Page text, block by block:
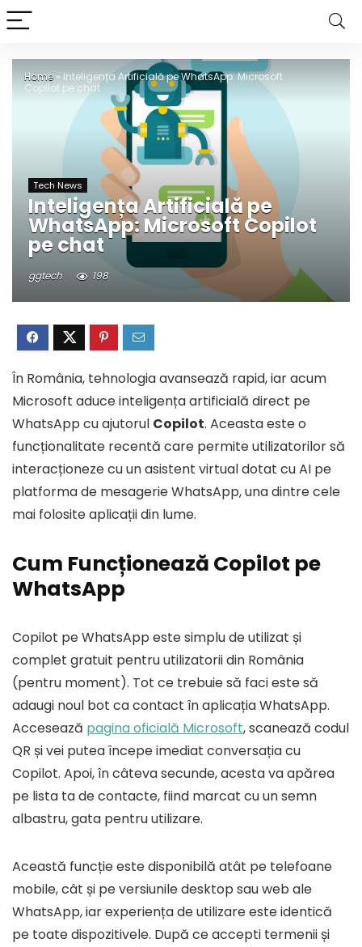
Home » Inteligența Artificială pe WhatsApp: Microsoft
Copilot pe chat
Tech News
Inteligența Artificială pe
WhatsApp: Microsoft Copilot
pe chat
ggtech 198
În România, tehnologia avansează rapid, iar acum
Microsoft aduce inteligența artificială direct pe
WhatsApp cu ajutorul Copilot. Aceasta este o
funcționalitate recentă care permite utilizatorilor să
interacționeze cu un asistent virtual dotat cu AI pe
platforma de mesagerie WhatsApp, una dintre cele
mai folosite aplicații din lume.
Cum Funcționează Copilot pe
WhatsApp
Copilot pe WhatsApp este simplu de utilizat și
complet gratuit pentru utilizatorii din România
(pentru moment). Tot ce trebuie să faci este să
adaugi noul bot ca contact în aplicația WhatsApp.
Accesează pagina oficială Microsoft, scanează codul
QR și vei putea începe imediat conversația cu
Copilot. Apoi, în câteva secunde, acesta va apărea
pe lista ta de contacte, fiind marcat cu un semn
albastru, gata pentru utilizare.
Această funcție este disponibilă atât pe telefoane
mobile, cât și pe versiunile desktop sau web ale
WhatsApp, iar experiența de utilizare este identică
pe toate dispozitivele. După ce accepti termenii și